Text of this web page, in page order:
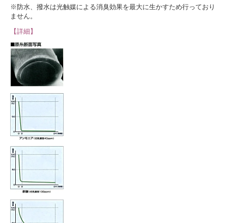
※防水、撥水は光触媒による消臭効果を最大に生かすため行っており
ません。
【詳細】